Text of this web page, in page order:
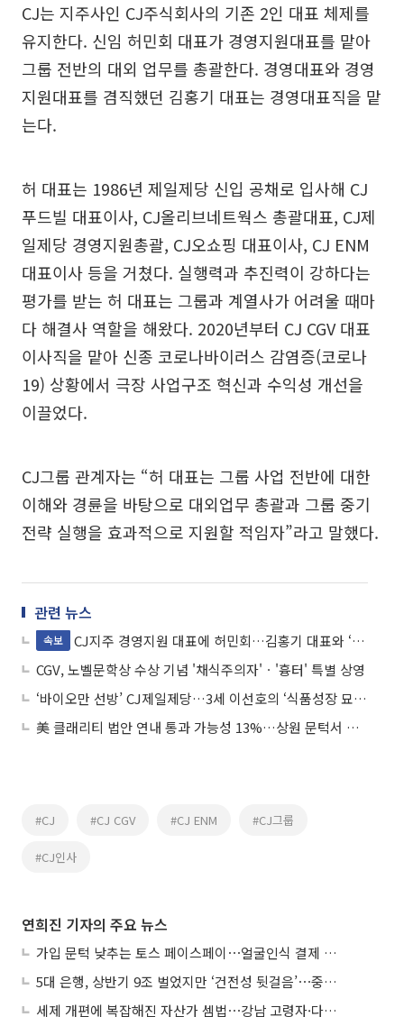
CJ는 지주사인 CJ주식회사의 기존 2인 대표 체제를
유지한다. 신임 허민회 대표가 경영지원대표를 맡아
그룹 전반의 대외 업무를 총괄한다. 경영대표와 경영
지원대표를 겸직했던 김홍기 대표는 경영대표직을 맡
는다.
허 대표는 1986년 제일제당 신입 공채로 입사해 CJ
푸드빌 대표이사, CJ올리브네트웍스 총괄대표, CJ제
일제당 경영지원총괄, CJ오쇼핑 대표이사, CJ ENM
대표이사 등을 거쳤다. 실행력과 추진력이 강하다는
평가를 받는 허 대표는 그룹과 계열사가 어려울 때마
다 해결사 역할을 해왔다. 2020년부터 CJ CGV 대표
이사직을 맡아 신종 코로나바이러스 감염증(코로나
19) 상황에서 극장 사업구조 혁신과 수익성 개선을
이끌었다.
CJ그룹 관계자는 “허 대표는 그룹 사업 전반에 대한
이해와 경륜을 바탕으로 대외업무 총괄과 그룹 중기
전략 실행을 효과적으로 지원할 적임자”라고 말했다.
관련 뉴스
속보
CJ지주 경영지원 대표에 허민회…김홍기 대표와 ‘투톱체제’ 구축
CGV, 노벨문학상 수상 기념 '채식주의자'ㆍ'흉터' 특별 상영
‘바이오만 선방’ CJ제일제당…3세 이선호의 ‘식품성장 묘수’ 주목
美 클래리티 법안 연내 통과 가능성 13%…상원 문턱서 제동
#CJ #CJ CGV #CJ ENM #CJ그룹
#CJ인사
연희진 기자의 주요 뉴스
가입 문턱 낮추는 토스 페이스페이⋯얼굴인식 결제 확산 속도낸다
5대 은행, 상반기 9조 벌었지만 ‘건전성 뒷걸음’⋯중기대출 문턱 높아지나
세제 개편에 복잡해진 자산가 셈법⋯강남 고령자·다주택자 ‘자산재편 고심’